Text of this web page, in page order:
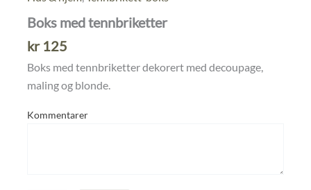
Boks med tennbriketter
kr125
Boks med tennbriketter dekorert med decoupage,
maling og blonde.
Kommentarer